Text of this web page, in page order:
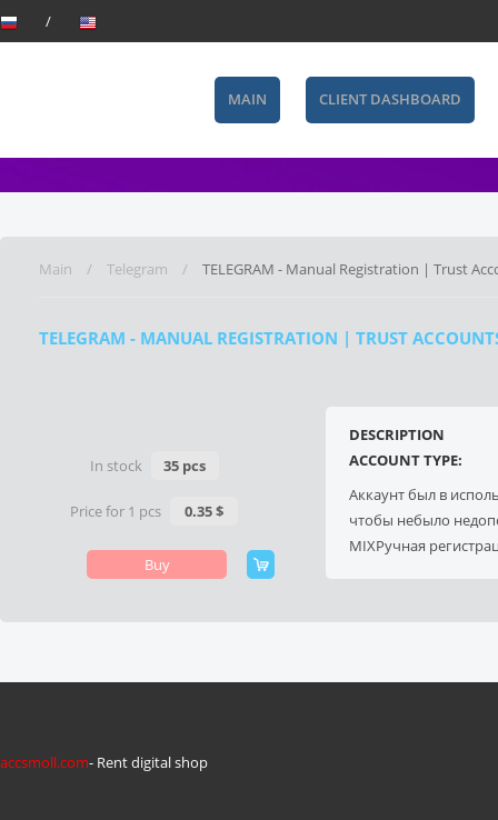
MAIN CLIENT DASHBOARD
Main Telegram TELEGRAM - Manual Registration | Trust
TELEGRAM - MANUAL REGISTRATION | TRUST
In stock 35 pcs
Price for 1 pcs 0.35 $
Buy
DESCRIPTION
ACCOUNT TYPE:
Аккаунт был в
чтобы небыло
MIXРучная
accsmoll.com- Rent digital shop